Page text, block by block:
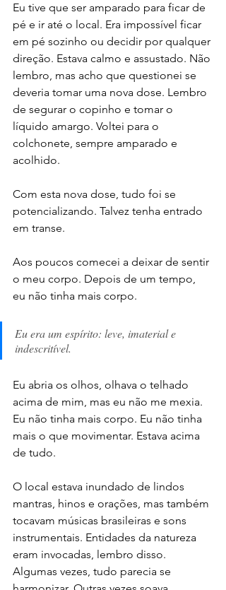
Eu tive que ser amparado para ficar de
pé e ir até o local. Era impossível ficar
em pé sozinho ou decidir por qualquer
direção. Estava calmo e assustado. Não
lembro, mas acho que questionei se
deveria tomar uma nova dose. Lembro
de segurar o copinho e tomar o
líquido amargo. Voltei para o
colchonete, sempre amparado e
acolhido.
Com esta nova dose, tudo foi se
potencializando. Talvez tenha entrado
em transe.
Aos poucos comecei a deixar de sentir
o meu corpo. Depois de um tempo,
eu não tinha mais corpo.
Eu era um espírito: leve, imaterial e
indescritível.
Eu abria os olhos, olhava o telhado
acima de mim, mas eu não me mexia.
Eu não tinha mais corpo. Eu não tinha
mais o que movimentar. Estava acima
de tudo.
O local estava inundado de lindos
mantras, hinos e orações, mas também
tocavam músicas brasileiras e sons
instrumentais. Entidades da natureza
eram invocadas, lembro disso.
Algumas vezes, tudo parecia se